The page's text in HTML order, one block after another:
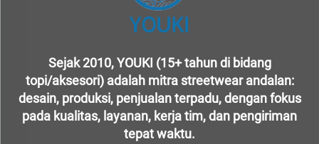
Sejak 2010, YOUKI (15+ tahun di bidang
topi/aksesori) adalah mitra streetwear andalan:
desain, produksi, penjualan terpadu, dengan fokus
pada kualitas, layanan, kerja tim, dan pengiriman
tepat waktu.